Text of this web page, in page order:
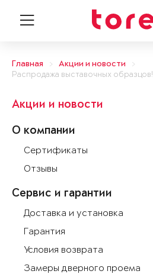
Главная
Акции и новости
Распродажа выставочных образцов!
Акции и новости
О компании
Сертификаты
Отзывы
Сервис и гарантии
Доставка и установка
Гарантия
Условия возврата
Замеры дверного проема